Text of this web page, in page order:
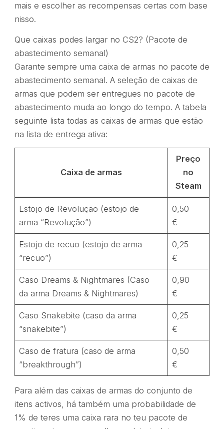
mais e escolher as recompensas certas com base
nisso.
Que caixas podes largar no CS2? (Pacote de
abastecimento semanal)
Garante sempre uma caixa de armas no pacote de
abastecimento semanal. A seleção de caixas de
armas que podem ser entregues no pacote de
abastecimento muda ao longo do tempo. A tabela
seguinte lista todas as caixas de armas que estão
na lista de entrega ativa:
Caixa de armas
Preço
no
Steam
Estojo de Revolução (estojo de
arma “Revolução”)
0,50
€
Estojo de recuo (estojo de arma
“recuo”)
0,25
€
Caso Dreams & Nightmares (Caso
da arma Dreams & Nightmares)
0,90
€
Caso Snakebite (caso da arma
“snakebite”)
0,25
€
Caso de fratura (caso de arma
“breakthrough”)
0,50
€
Para além das caixas de armas do conjunto de
itens activos, há também uma probabilidade de
1% de teres uma caixa rara no teu pacote de